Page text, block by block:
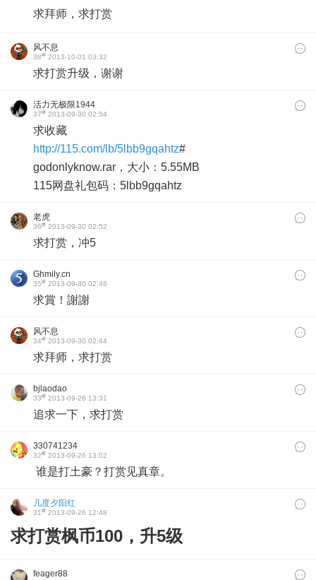
求拜师，求打赏
风不息
38# 2013-10-01 03:32
求打赏升级，谢谢
活力无极限1944
37# 2013-09-30 02:54
求收藏
http://115.com/lb/5lbb9gqahtz#
godonlyknow.rar，大小：5.55MB
115网盘礼包码：5lbb9gqahtz
老虎
36# 2013-09-30 02:52
求打赏，冲5
Ghmily.cn
35# 2013-09-30 02:46
求賞！謝謝
风不息
34# 2013-09-30 02:44
求拜师，求打赏
bjlaodao
33# 2013-09-26 13:31
追求一下，求打赏
330741234
32# 2013-09-26 13:02
谁是打土豪？打赏见真章。
几度夕阳红
31# 2013-09-26 12:48
求打赏枫币100，升5级
feager88